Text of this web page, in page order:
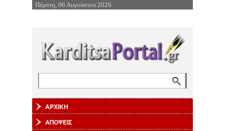
Επιστροφή στην Πλοήγηση
Πέμπτη, 06 Αυγούστου 2026
ΑΡΧΙΚΗ
ΑΠΟΨΕΙΣ